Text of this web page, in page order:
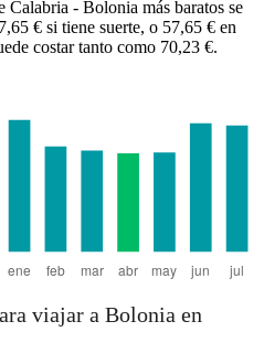
Calabria - Bolonia más baratos se
€ si tiene suerte, o 57,65 € en
costar tanto como 70,23 €.
viajar a Bolonia en